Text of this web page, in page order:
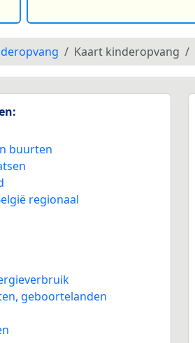
Kaart kinderopvang
buurten
regionaal
geboortelanden